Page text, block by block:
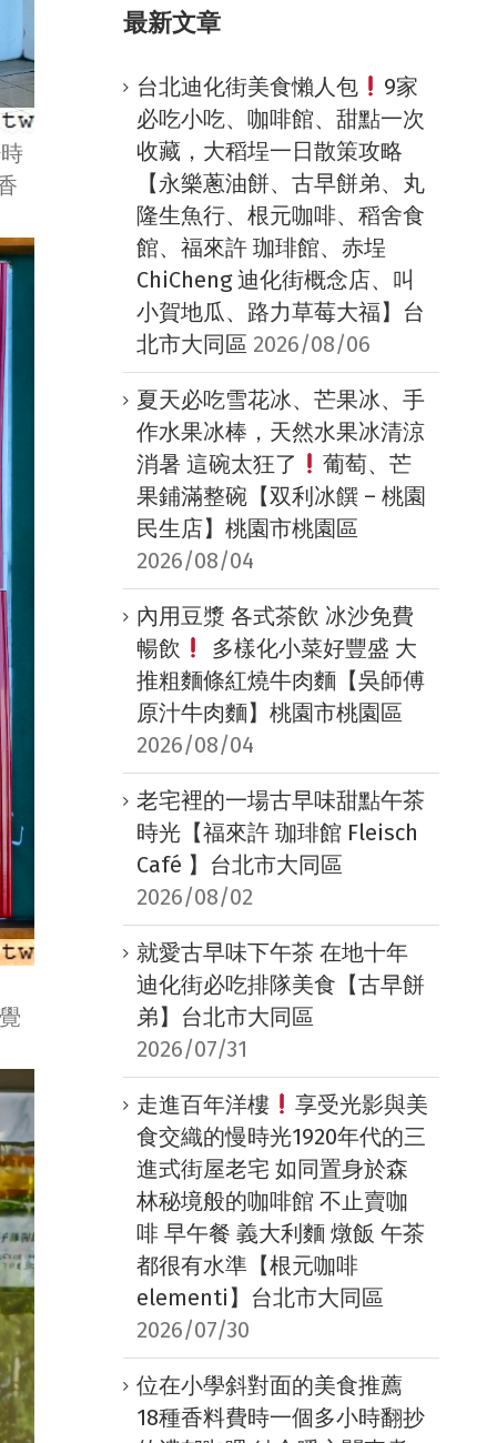
最新文章
台北迪化街美食懶人包
9家
必吃小吃、咖啡館、甜點一次
收藏，大稻埕一日散策攻略
【永樂蔥油餅、古早餅弟、丸
隆生魚行、根元咖啡、稻舍食
館、福來許 珈琲館、赤埕
ChiCheng 迪化街概念店、叫
小賀地瓜、路力草莓大福】台
北市大同區 2026/08/06
夏天必吃雪花冰、芒果冰、手
作水果冰棒，天然水果冰清涼
消暑 這碗太狂了
葡萄、芒
果鋪滿整碗【双利冰饌 – 桃園
民生店】桃園市桃園區
2026/08/04
內用豆漿 各式茶飲 冰沙免費
暢飲
多樣化小菜好豐盛 大
推粗麵條紅燒牛肉麵【吳師傅
原汁牛肉麵】桃園市桃園區
2026/08/04
老宅裡的一場古早味甜點午茶
時光【福來許 珈琲館 Fleisch
Café 】台北市大同區
2026/08/02
就愛古早味下午茶 在地十年
迪化街必吃排隊美食【古早餅
弟】台北市大同區
2026/07/31
走進百年洋樓
享受光影與美
食交織的慢時光1920年代的三
進式街屋老宅 如同置身於森
林秘境般的咖啡館 不止賣咖
啡 早午餐 義大利麵 燉飯 午茶
都很有水準【根元咖啡
elementi】台北市大同區
2026/07/30
位在小學斜對面的美食推薦
18種香料費時一個多小時翻抄